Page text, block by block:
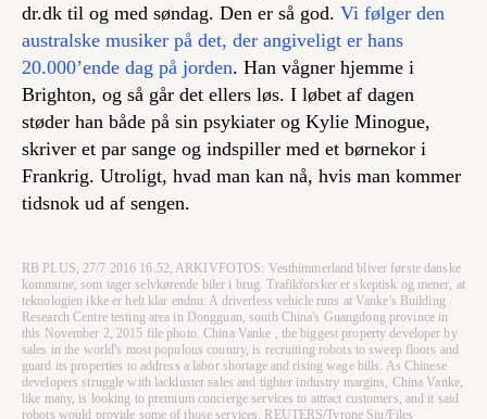
dr.dk til og med søndag. Den er så god. Vi følger den
australske musiker på det, der angiveligt er hans
20.000’ende dag på jorden. Han vågner hjemme i
Brighton, og så går det ellers løs. I løbet af dagen
støder han både på sin psykiater og Kylie Minogue,
skriver et par sange og indspiller med et børnekor i
Frankrig. Utroligt, hvad man kan nå, hvis man kommer
tidsnok ud af sengen.
RB PLUS, 27/7 2016 16.52, ARKIVFOTOS: Vesthimmerland bliver første danske
kommune, som tager selvkørende biler i brug. Trafikforsker er skeptisk og mener, at
teknologien ikke er helt klar endnu. A driverless vehicle runs at Vanke's Building
Research Centre testing area in Dongguan, south China's Guangdong province in
this November 2, 2015 file photo. China Vanke , the biggest property developer by
sales in the world's most populous country, is recruiting robots to sweep floors and
guard its properties to address a labor shortage and rising wage bills. As Chinese
developers struggle with lackluster sales and tighter industry margins, China Vanke,
like many, is looking to premium concierge services to attract customers, and it said
robots would provide some of those services. REUTERS/Tyrone Siu/Files